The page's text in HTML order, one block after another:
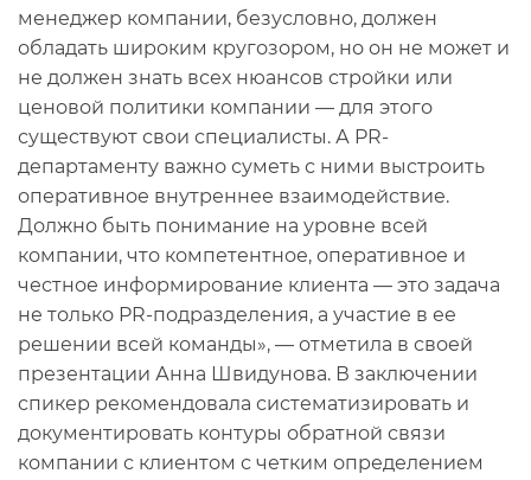
менеджер компании, безусловно, должен
обладать широким кругозором, но он не может и
не должен знать всех нюансов стройки или
ценовой политики компании — для этого
существуют свои специалисты. А PR-
департаменту важно суметь с ними выстроить
оперативное внутреннее взаимодействие.
Должно быть понимание на уровне всей
компании, что компетентное, оперативное и
честное информирование клиента — это задача
не только PR-подразделения, а участие в ее
решении всей команды», — отметила в своей
презентации Анна Швидунова. В заключении
спикер рекомендовала систематизировать и
документировать контуры обратной связи
компании с клиентом с четким определением